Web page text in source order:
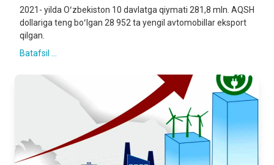
2021- yilda Oʻzbekiston 10 davlatga qiymati 281,8 mln. AQSH
dollariga teng boʻlgan 28 952 ta yengil avtomobillar eksport
qilgan.
Batafsil ...